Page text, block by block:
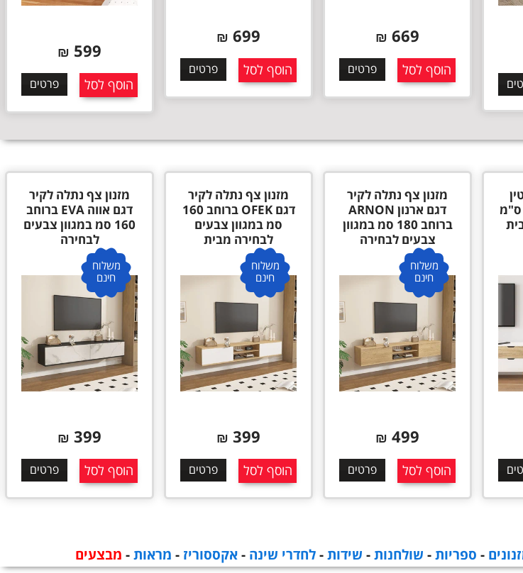
669
₪
הוסף לסל פרטים
699
₪
הוסף לסל פרטים
599
₪
הוסף לסל פרטים
OSTIN ברוחב 48 ס"מ
מזנון צף נתלה לקיר
דגם ארנון ARNON
ברוחב 180 סמ במגוון
צבעים לבחירה
משלוח
חינם
499
₪
הוסף לסל פרטים
מזנון צף נתלה לקיר
דגם OFEK ברוחב 160
סמ במגוון צבעים
לבחירה מבית
משלוח
חינם
399
₪
הוסף לסל פרטים
מזנון צף נתלה לקיר
דגם אווה EVA ברוחב
160 סמ במגוון צבעים
לבחירה
משלוח
חינם
399
₪
הוסף לסל פרטים
- ספריות- שולחנות- שידות-לחדרי שינה -אקססוריז - מראות- מבצעים